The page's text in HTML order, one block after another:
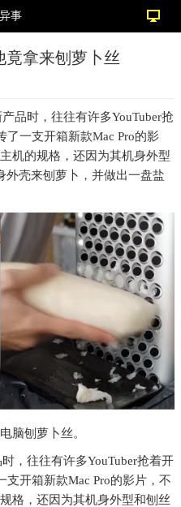
事
竟拿来刨萝卜丝
品时，往往有许多YouTuber抢
了一支开箱新款Mac Pro的影
机的规格，还因为其机身外型
外壳来刨萝卜，并做出一盘盐
脑刨萝卜丝。
，往往有许多YouTuber抢着开
支开箱新款Mac Pro的影片，不
格，还因为其机身外型和刨丝